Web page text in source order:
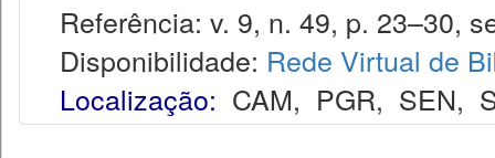
Referência: v. 9, n. 49, p. 23–30,
Disponibilidade: Rede Virtual de
Localização: CAM, PGR, SEN,